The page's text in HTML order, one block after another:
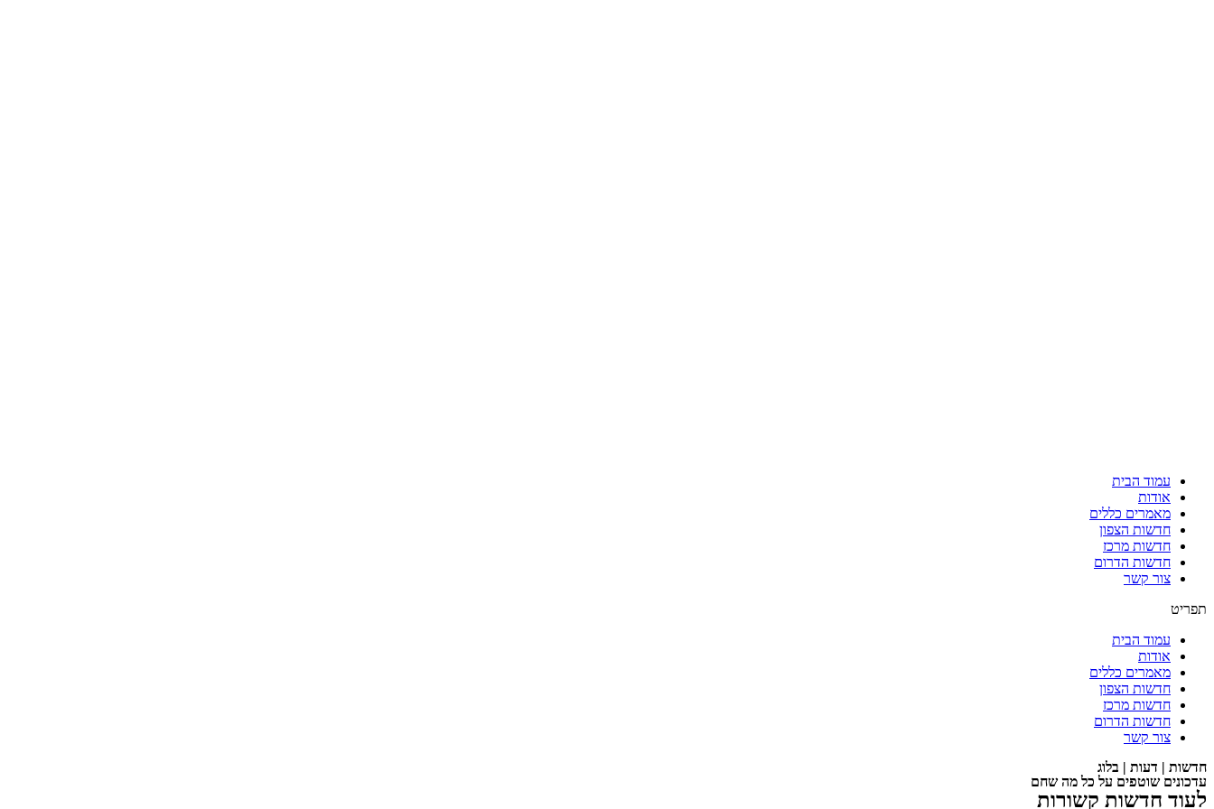
עמוד הבית
אודות
מאמרים כללים
חדשות הצפון
חדשות מרכז
חדשות הדרום
צור קשר
תפריט
עמוד הבית
אודות
מאמרים כללים
חדשות הצפון
חדשות מרכז
חדשות הדרום
צור קשר
חדשות | דעות | בלוג
עדכונים שוטפים על כל מה שחם
לעוד חדשות קשורות